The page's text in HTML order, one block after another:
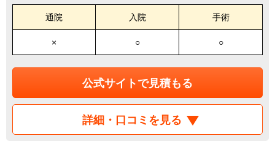
通院 入院 手術
× ○ ○
公式サイトで見積もる
詳細・口コミを見る